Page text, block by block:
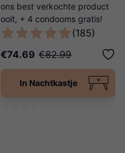
ons best verkochte product
ooit, + 4 condooms gratis!
(185)
€74.69 €82.99
In Nachtkastje